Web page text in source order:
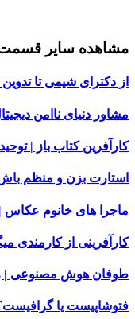
مشاهده سایر قسمت
از دکترای شیمی تا
مشاور دنیای ناامن
کارآفرین کتاب باز |
استارت بزن و منظم
ماجرا های خانوم عکاس
کارآفرینی از کارمندی
طوفان هوش مصنوعی |
فتوشاپیست یا